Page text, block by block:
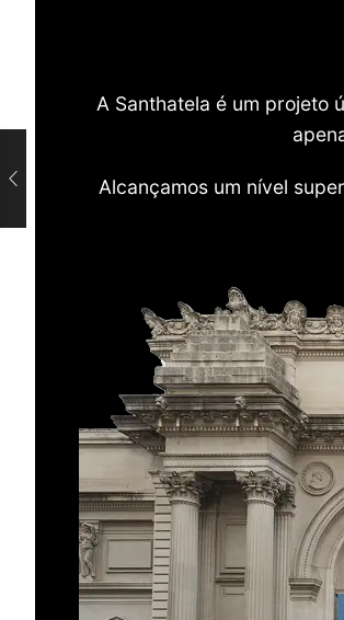
A Santhatela é um projeto
Alcançamos um nível